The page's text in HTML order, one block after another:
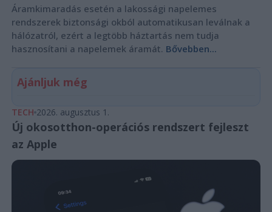
Áramkimaradás esetén a lakossági napelemes
rendszerek biztonsági okból automatikusan leválnak a
hálózatról, ezért a legtöbb háztartás nem tudja
hasznosítani a napelemek áramát. Bővebben...
Ajánljuk még
TECH 2026. augusztus 1.
Új okosotthon-operációs rendszert fejleszt
az Apple